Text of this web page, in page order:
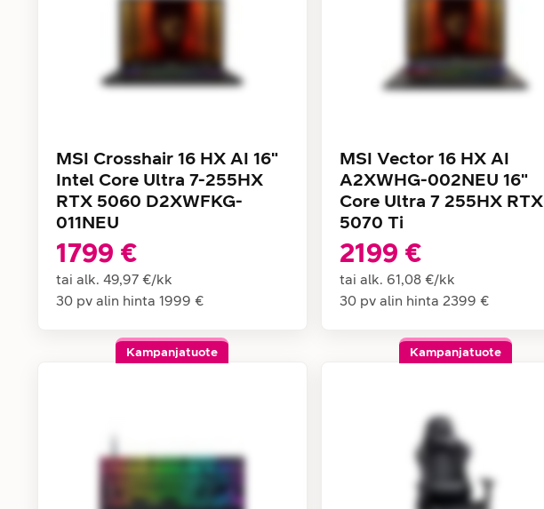
MSI Crosshair 16 HX AI 16"
Intel Core Ultra 7-255HX
RTX 5060 D2XWFKG-
011NEU
1799 €
tai alk. 49,97 €/kk
30 pv alin hinta 1999 €
MSI Vector 16 HX AI
A2XWHG-002NEU 16"
Core Ultra 7 255HX RTX
5070 Ti
2199 €
tai alk. 61,08 €/kk
30 pv alin hinta 2399 €
Kampanjatuote Kampanjatuote